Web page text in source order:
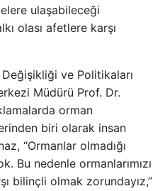
ulaşabileceği
olası afetlere karşı
ve Politikaları
Müdürü Prof. Dr.
orman
biri olarak insan
“Ormanlar olmadığı
Bu nedenle ormanlarımızı
bilinçli olmak zorundayız,”